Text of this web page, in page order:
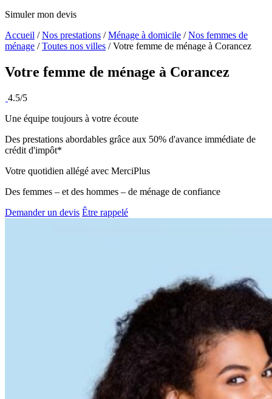
Simuler mon devis
Accueil /Nos prestations /Ménage à domicile /Nos femmes de
ménage /Toutes nos villes /Votre femme de ménage à Corancez
Votre femme de ménage à Corancez
4.5/5
Une équipe toujours à votre écoute
Des prestations abordables grâce aux 50% d'avance immédiate de
crédit d'impôt*
Votre quotidien allégé avec MerciPlus
Des femmes – et des hommes – de ménage de confiance
Demander un devis Être rappelé